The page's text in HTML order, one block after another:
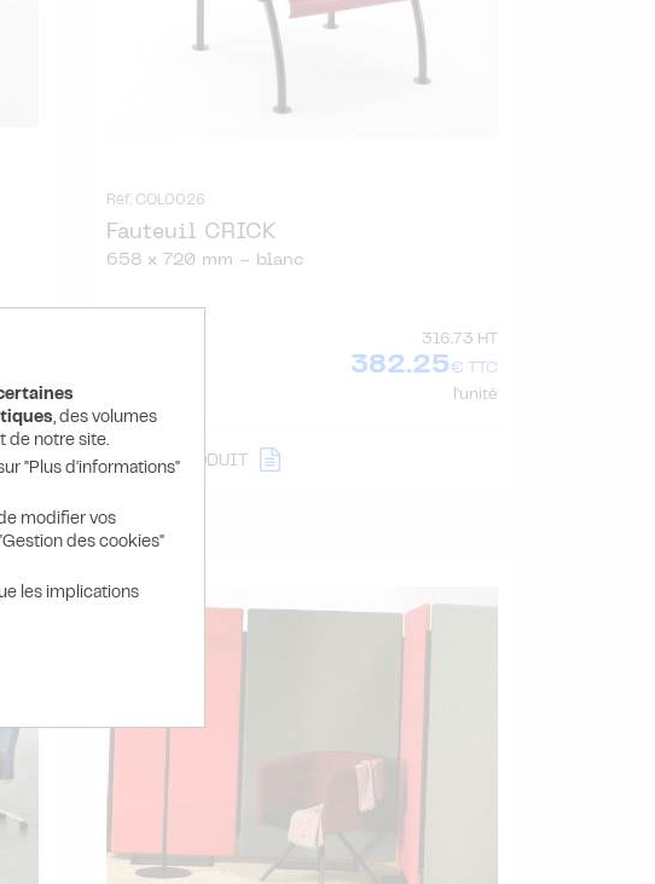
Réf. COL0026
Fauteuil CRICK
658 x 720 mm - blanc
316.73 HT
382.25€ TTC
l'unité
DÉTAILPRODUIT
, des volumes
de notre site.
"Plus d'informations"
modifier vos
des cookies"
les implications